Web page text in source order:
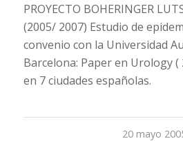
PROYECTO BOHERINGER
(2005/ 2007) Estudio de
convenio con la Universidad
Barcelona: Paper en Urology (
en 7 ciudades españolas.
20 mayo